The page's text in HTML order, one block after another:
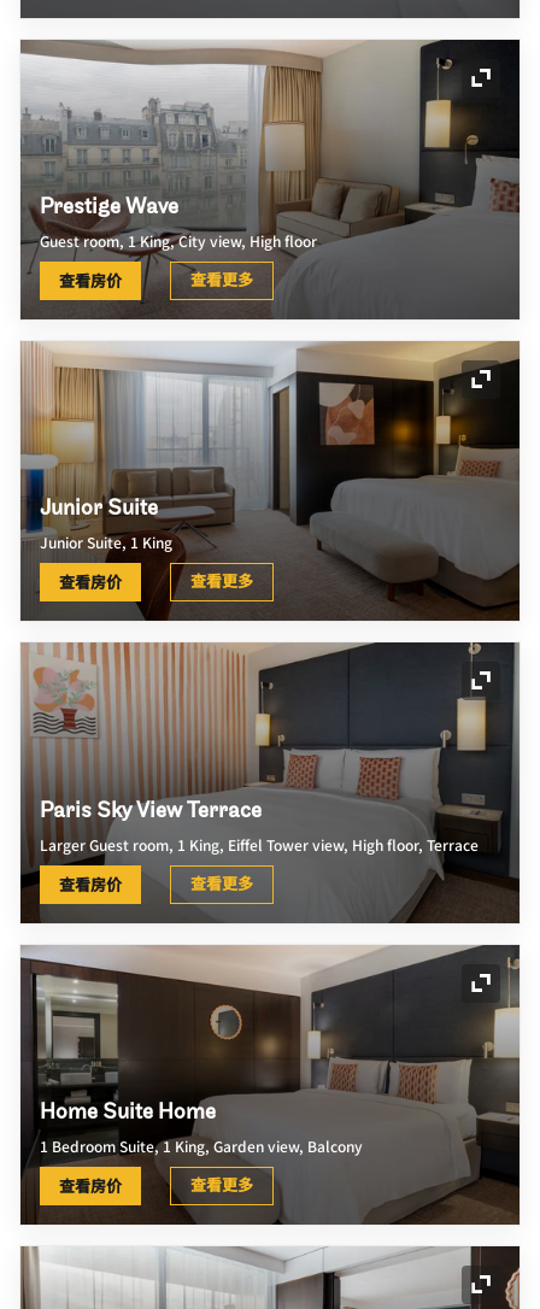
展开
Prestige Wave
Guest room, 1 King, City view, High floor
查看房价 查看更多
展开
Junior Suite
Junior Suite, 1 King
查看房价 查看更多
展开
Paris Sky View Terrace
Larger Guest room, 1 King, Eiffel Tower view, High floor, Terrace
查看房价 查看更多
展开
Home Suite Home
1 Bedroom Suite, 1 King, Garden view, Balcony
查看房价 查看更多
展开